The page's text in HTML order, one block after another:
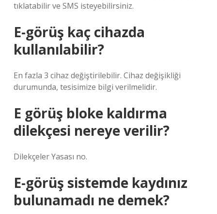
tıklatabilir ve SMS isteyebilirsiniz.
E-görüş kaç cihazda
kullanılabilir?
En fazla 3 cihaz değiştirilebilir. Cihaz değişikliği
durumunda, tesisimize bilgi verilmelidir.
E görüş bloke kaldırma
dilekçesi nereye verilir?
Dilekçeler Yasası no.
E-görüş sistemde kaydınız
bulunamadı ne demek?